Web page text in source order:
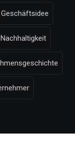
Geschäftsidee
Nachhaltigkeit